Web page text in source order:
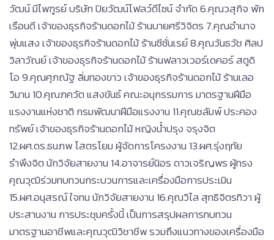
วัฒน์ มีไพฑูรย์ บริษัท ปิยวัฒน์โฟลว์ดีไซน์ จำกัด 6.คุณวสุกิจ พัก
เรือนดี เจ้าของธุรกิจร้านดอกไม้ ร้านบายศรีวิจิตร 7.คุณอำนาจ
พุ่มแสง เจ้าของธุรกิจร้านดอกไม้ ร้านซีซั่นเรย์ 8.คุณวันธวัช ศิลป
วิลาวัณย์ เจ้าของธุรกิจร้านดอกไม้ ร้านฟลาวเวอร์เดคอร์ สตูดิ
โอ 9.คุณศุภณัฐ ลิ่มทองขาว เจ้าของธุรกิจร้านดอกไม้ ร้านเลอ
วิมาน 10.คุณภควัต แสงขันธ์ คณะอนุกรรมการ มาตรฐานฝีมือ
แรงงานแห่งชาติ กรมพัฒนาฝีมือแรงงาน 11.คุณชลัมพ์ ประคอง
ทรัพย์ เจ้าของธุรกิจร้านดอกไม้ หญิงน้ำปรุง จรุงจิต
12.ผศ.ดร.ธนภพ โสตรโยม ผู้จัดการโครงงาน 13.ผศ.รุ่งฤทัย
รำพึงจิต นักวิจัยสายงาน 14.อาจารย์นิอร ดาวเจริญพร ผู้ทรง
คุณวุฒิร่วมทบทวนกระบวนการและเครื่องมือการประเมิน
15.ผศ.อนุสรณ์ ใจทน นักวิจัยสายงาน 16.คุณวิไล สุทธิจิตรทิวา ผู้
ประสานงาน การประชุมครั้งนี้ เป็นการสรุปผลการทบทวน
มาตรฐานอาชีพและคุณวุฒิวิชาชีพ รวมถึงแนวทางของเครื่องมือ